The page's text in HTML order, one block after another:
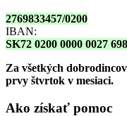
2769833457/0200
IBAN:
SK72 0200 0000 0027
Za všetkých
prvy štvrtok v mesiaci.
Ako získať pomoc